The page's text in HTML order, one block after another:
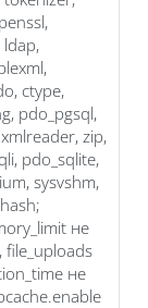
ldap,
ctype,
pdo_pgsql,
zip,
pdo_sqlite,
sysvshm,
не
file_uploads
не